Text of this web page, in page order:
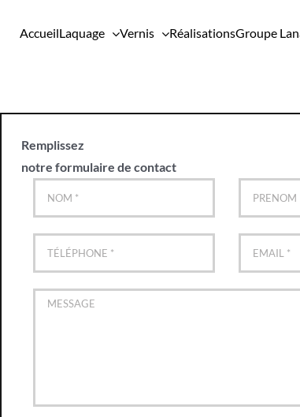
AccueilLaquage Vernis RéalisationsGroupe
Remplissez
notre formulaire de contact